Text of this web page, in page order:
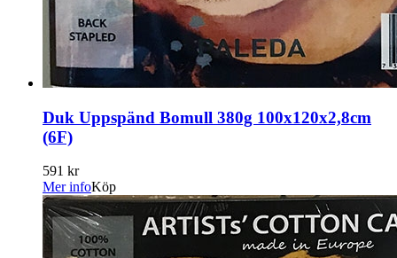
Duk Uppspänd Bomull 380g 100x120x2,8cm
(6F)
591 kr
Mer infoKöp